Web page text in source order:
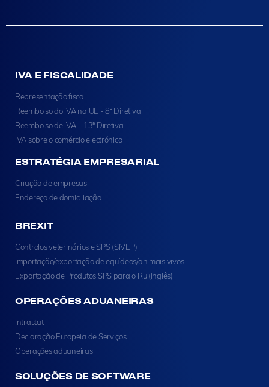
IVA E FISCALIDADE
Representação fiscal
Reembolso do IVA na UE - 8ª Diretiva
Reembolso de IVA – 13ª Diretiva
IVA sobre o comércio electrónico
ESTRATÉGIA EMPRESARIAL
Criação de empresas
Endereço de domiciliação
BREXIT
Controlos veterinários e SPS (SIVEP)
Importação/exportação de equídeos/animais vivos
Exportação de Produtos SPS para o Ru (inglês)
OPERAÇÕES ADUANEIRAS
Intrastat
Declaração Europeia de Serviços
Operações aduaneiras
SOLUÇÕES DE SOFTWARE